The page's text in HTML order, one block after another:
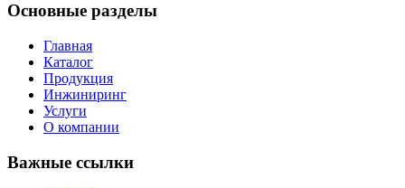
Основные разделы
Главная
Каталог
Продукция
Инжиниринг
Услуги
О компании
Важные ссылки